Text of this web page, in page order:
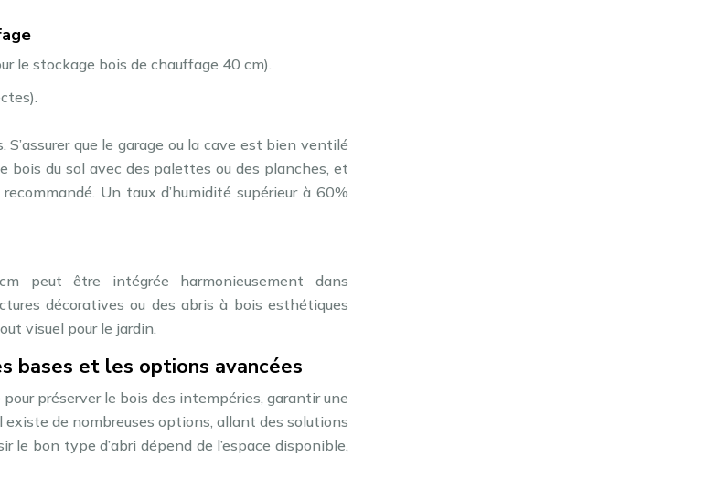
le stockage bois de chauffage 40 cm).
que le garage ou la cave est bien ventilé
bois du sol avec des palettes ou des planches, et
Un taux d’humidité supérieur à 60%
peut être intégrée harmonieusement dans
décoratives ou des abris à bois esthétiques
visuel pour le jardin.
bases et les options avancées
préserver le bois des intempéries, garantir une
de nombreuses options, allant des solutions
le bon type d’abri dépend de l’espace disponible,